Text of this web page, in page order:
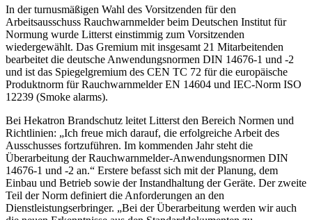
In der turnusmäßigen Wahl des Vorsitzenden für den
Arbeitsausschuss Rauchwarnmelder beim Deutschen Institut für
Normung wurde Litterst einstimmig zum Vorsitzenden
wiedergewählt. Das Gremium mit insgesamt 21 Mitarbeitenden
bearbeitet die deutsche Anwendungsnormen DIN 14676-1 und -2
und ist das Spiegelgremium des CEN TC 72 für die europäische
Produktnorm für Rauchwarnmelder EN 14604 und IEC-Norm ISO
12239 (Smoke alarms).
Bei Hekatron Brandschutz leitet Litterst den Bereich Normen und
Richtlinien: „Ich freue mich darauf, die erfolgreiche Arbeit des
Ausschusses fortzuführen. Im kommenden Jahr steht die
Überarbeitung der Rauchwarnmelder-Anwendungsnormen DIN
14676-1 und -2 an.“ Erstere befasst sich mit der Planung, dem
Einbau und Betrieb sowie der Instandhaltung der Geräte. Der zweite
Teil der Norm definiert die Anforderungen an den
Dienstleistungserbringer. „Bei der Überarbeitung werden wir auch